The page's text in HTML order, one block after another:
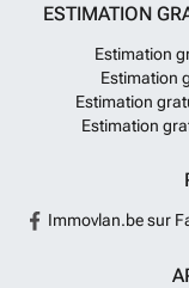
ESTIMATION
Estimation
Estimation
Estimation
Estimation
Immovlan.be sur